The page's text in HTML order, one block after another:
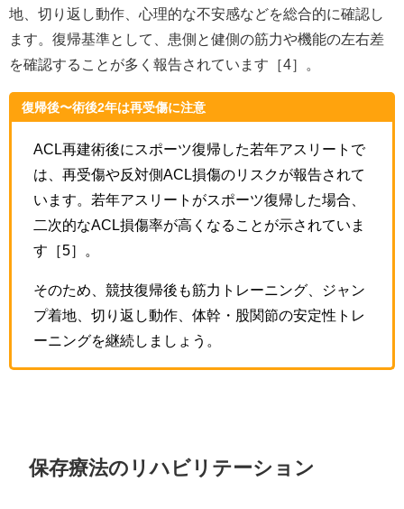
地、切り返し動作、心理的な不安感などを総合的に確認し
ます。復帰基準として、患側と健側の筋力や機能の左右差
を確認することが多く報告されています［4］。
復帰後〜術後2年は再受傷に注意
ACL再建術後にスポーツ復帰した若年アスリートで
は、再受傷や反対側ACL損傷のリスクが報告されて
います。若年アスリートがスポーツ復帰した場合、
二次的なACL損傷率が高くなることが示されていま
す［5］。
そのため、競技復帰後も筋力トレーニング、ジャン
プ着地、切り返し動作、体幹・股関節の安定性トレ
ーニングを継続しましょう。
保存療法のリハビリテーション